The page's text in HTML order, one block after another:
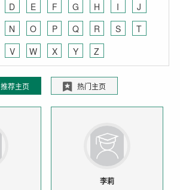
D E F G H I
J
N O P Q R S
T
V W X Y Z
推荐主页 热门主页
李莉